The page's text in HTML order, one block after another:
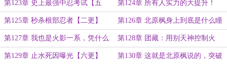
更】 更】
第123章 史上最强中忍考试【五
更】
第124章 所有人实力的大提升！
【一更】
第125章 秒杀根部忍者【二更】 第126章 北原枫身上到底是什么瞳
术【三更，求订阅】
第127章 我也是火影一系，凭什么
我做不得火影【四更】
第128章 团藏：用别天神控制火
影？【五更】
第129章 止水死因曝光【六更】 第130章 这就是北原枫说的，突破